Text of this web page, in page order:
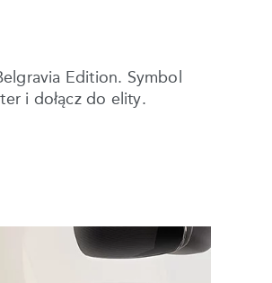
Edition. Symbol
i dołącz do elity.